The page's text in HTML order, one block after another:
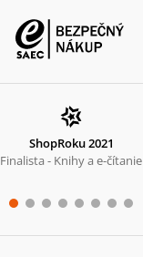
ShopRoku 2021
Finalista - Knihy a e-čítanie